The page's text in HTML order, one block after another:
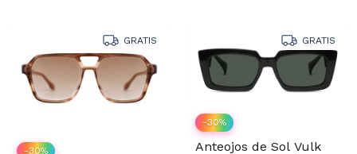
GRATIS
-30%
GRATIS
-30%
Anteojos de Sol Vulk